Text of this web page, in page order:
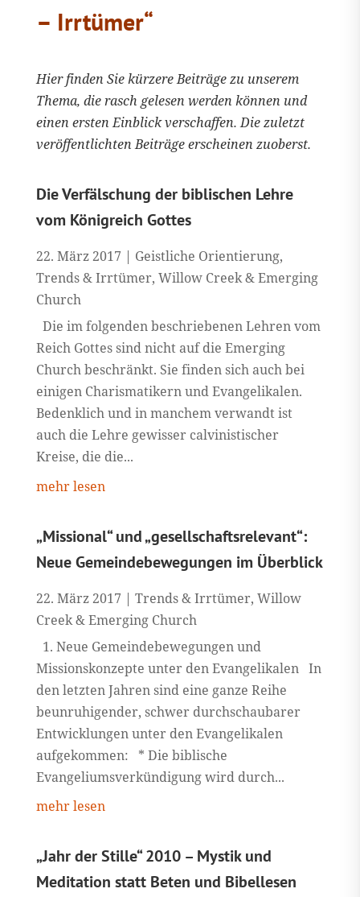
– Irrtümer“
Hier finden Sie kürzere Beiträge zu unserem
Thema, die rasch gelesen werden können und
einen ersten Einblick verschaffen. Die zuletzt
veröffentlichten Beiträge erscheinen zuoberst.
Die Verfälschung der biblischen Lehre
vom Königreich Gottes
22. März 2017 | Geistliche Orientierung,
Trends & Irrtümer, Willow Creek & Emerging
Church
Die im folgenden beschriebenen Lehren vom
Reich Gottes sind nicht auf die Emerging
Church beschränkt. Sie finden sich auch bei
einigen Charismatikern und Evangelikalen.
Bedenklich und in manchem verwandt ist
auch die Lehre gewisser calvinistischer
Kreise, die die...
mehr lesen
„Missional“ und „gesellschaftsrelevant“:
Neue Gemeindebewegungen im Überblick
22. März 2017 | Trends & Irrtümer, Willow
Creek & Emerging Church
1. Neue Gemeindebewegungen und
Missionskonzepte unter den Evangelikalen In
den letzten Jahren sind eine ganze Reihe
beunruhigender, schwer durchschaubarer
Entwicklungen unter den Evangelikalen
aufgekommen: * Die biblische
Evangeliumsverkündigung wird durch...
mehr lesen
„Jahr der Stille“ 2010 – Mystik und
Meditation statt Beten und Bibellesen